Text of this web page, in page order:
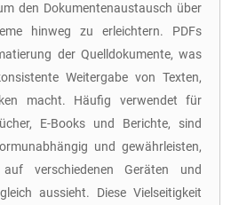
den Dokumentenaustausch über
hinweg zu erleichtern. PDFs
der Quelldokumente, was
Weitergabe von Texten,
macht. Häufig verwendet für
E-Books und Berichte, sind
und gewährleisten,
verschiedenen Geräten und
aussieht. Diese Vielseitigkeit